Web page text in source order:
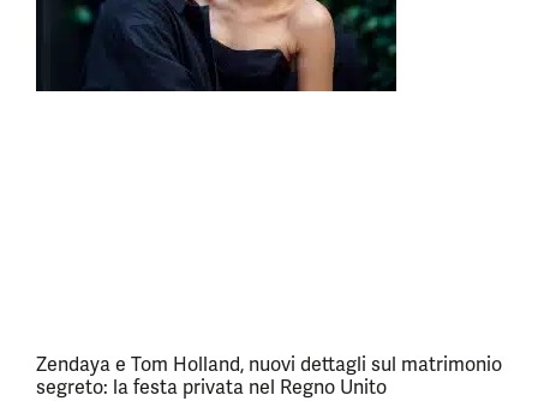
Zendaya e Tom Holland, nuovi dettagli sul matrimonio
segreto: la festa privata nel Regno Unito